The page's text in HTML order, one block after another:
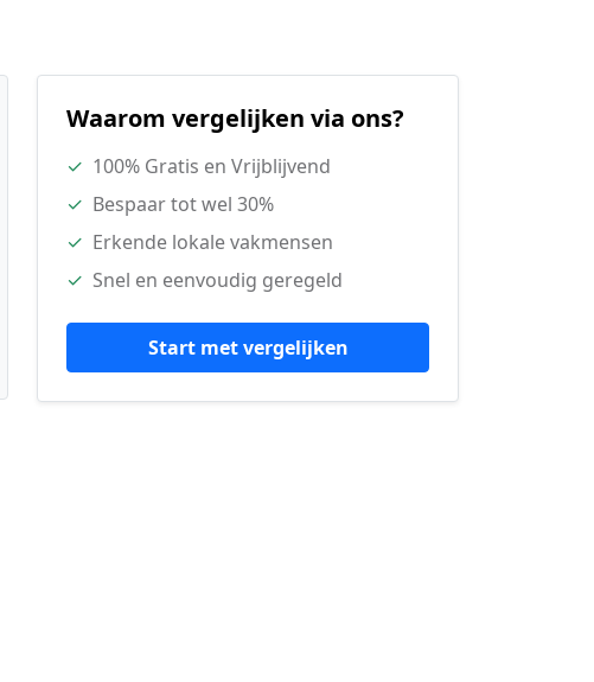
Waarom vergelijken via ons?
✓ 100% Gratis en Vrijblijvend
✓ Bespaar tot wel 30%
✓ Erkende lokale vakmensen
✓ Snel en eenvoudig geregeld
Start met vergelijken